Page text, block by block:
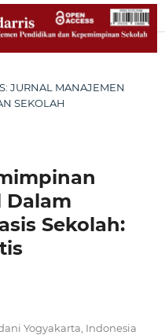
JURNAL MANAJEMEN
SEKOLAH
Dalam
Sekolah:
Yogyakarta, Indonesia